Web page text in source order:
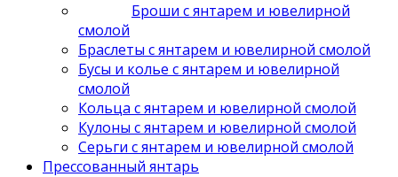
Броши с янтарем и ювелирной
смолой
Браслеты с янтарем и ювелирной смолой
Бусы и колье с янтарем и ювелирной
смолой
Кольца с янтарем и ювелирной смолой
Кулоны с янтарем и ювелирной смолой
Серьги с янтарем и ювелирной смолой
Прессованный янтарь